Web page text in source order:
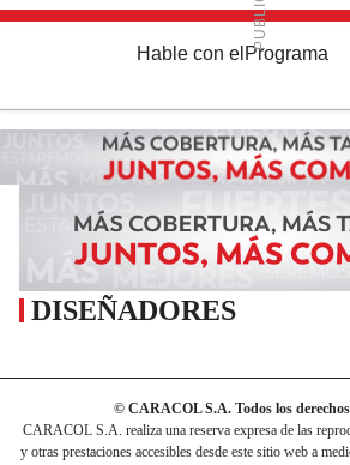
Hable con el Programa
DISEÑADORES
© CARACOL S.A. Todos los
CARACOL S.A. realiza una reserva expresa de las
y otras prestaciones accesibles desde este sitio web a